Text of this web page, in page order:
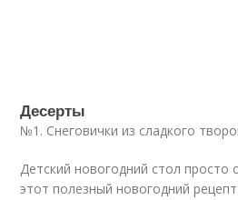
Десерты
№1. Снеговички из сладкого
Детский новогодний стол просто
этот полезный новогодний